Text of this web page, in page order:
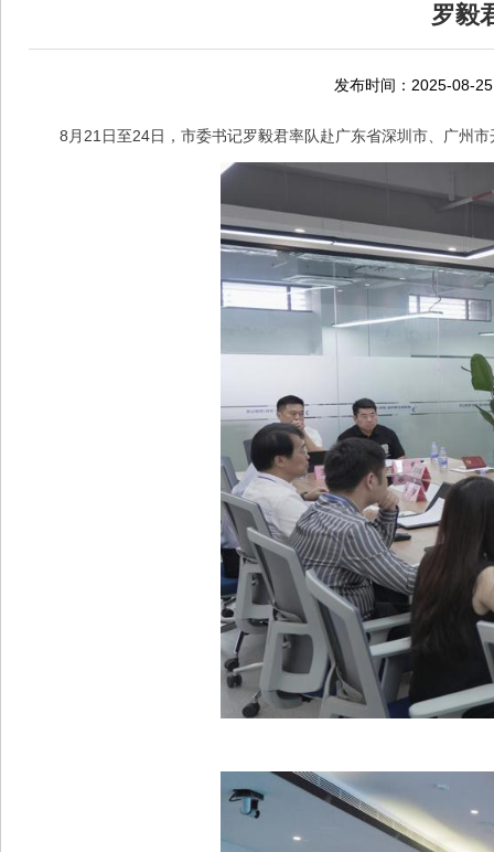
罗毅
发布时间：2025-08-25
8月21日至24日，市委书记罗毅君率队赴广东省深圳市、广州